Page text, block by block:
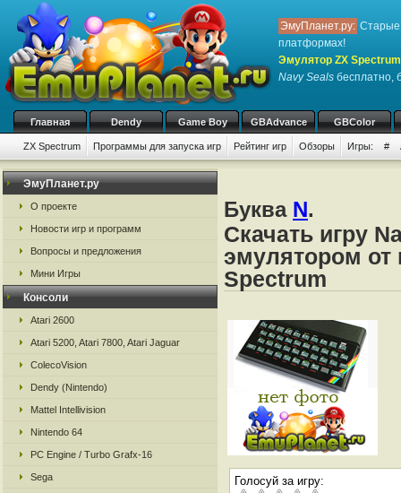
ЭмуПланет.ру: Старые
платформах!
Эмулятор ZX
Navy Seals бесплатно,
Главная Dendy Game Boy GBAdvance GBColor
ZX Spectrum Программы для запуска игр Рейтинг игр Обзоры Игры: #
ЭмуПланет.ру
О проекте
Новости игр и программ
Вопросы и предложения
Мини Игры
Консоли
Atari 2600
Atari 5200, Atari 7800, Atari Jaguar
ColecoVision
Dendy (Nintendo)
Mattel Intellivision
Nintendo 64
PC Engine / Turbo Grafx-16
Sega
Буква N.
Скачать игру
эмулятором от
Spectrum
Голосуй за игру: